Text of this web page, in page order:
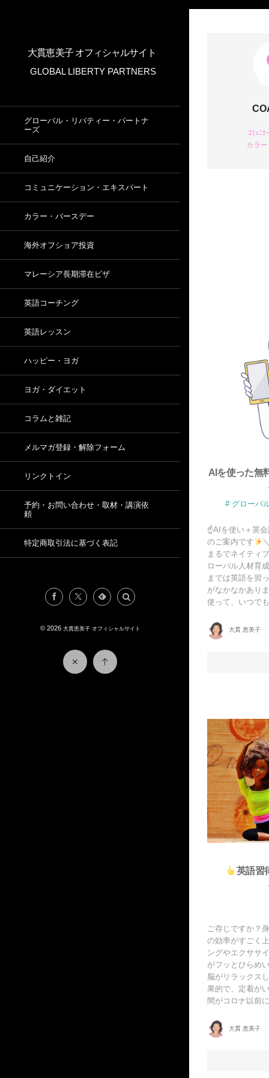
大貫恵美子 オフィシャルサイト
GLOBAL LIBERTY PARTNERS
グローバル・リバティー・パートナ
ーズ
自己紹介
コミュニケーション・エキスパート
カラー・バースデー
海外オフショア投資
マレーシア長期滞在ビザ
英語コーチング
英語レッスン
ハッピー・ヨガ
ヨガ・ダイエット
コラムと雑記
メルマガ登録・解除フォーム
リンクトイン
予約・お問い合わせ・取材・講演依
頼
特定商取引法に基づく表記
© 2026 大貫恵美子 オフィシャルサイト
ｺﾐｭﾆｹ
カラ
AIを使った無
グローバ
☝AIを使い＋英
のご案内です
まるでネイティ
ローバル人材育
までは英語を習
がなかなかあり
使って、いつで
大貫 恵美子
英語習
ご存じですか？
の効率がすごく
ングやエクササ
がフッとひらめ
脳がリラックス
果的で、定着が
間がコロナ以前
大貫 恵美子